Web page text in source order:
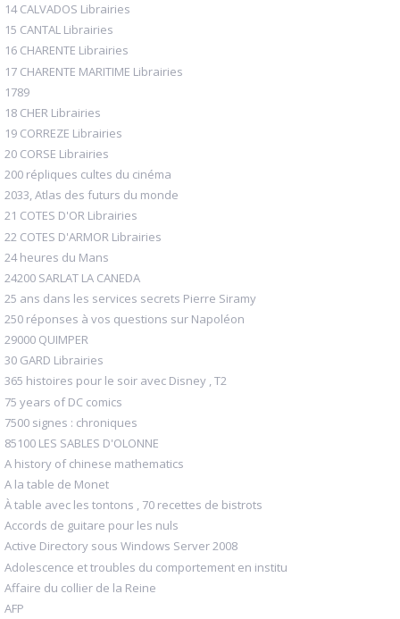
14 CALVADOS Librairies
15 CANTAL Librairies
16 CHARENTE Librairies
17 CHARENTE MARITIME Librairies
1789
18 CHER Librairies
19 CORREZE Librairies
20 CORSE Librairies
200 répliques cultes du cinéma
2033, Atlas des futurs du monde
21 COTES D'OR Librairies
22 COTES D'ARMOR Librairies
24 heures du Mans
24200 SARLAT LA CANEDA
25 ans dans les services secrets Pierre Siramy
250 réponses à vos questions sur Napoléon
29000 QUIMPER
30 GARD Librairies
365 histoires pour le soir avec Disney , T2
75 years of DC comics
7500 signes : chroniques
85100 LES SABLES D'OLONNE
A history of chinese mathematics
A la table de Monet
À table avec les tontons , 70 recettes de bistrots
Accords de guitare pour les nuls
Active Directory sous Windows Server 2008
Adolescence et troubles du comportement en institu
Affaire du collier de la Reine
AFP